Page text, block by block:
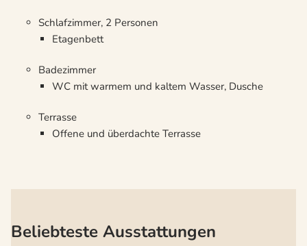
Schlafzimmer, 2 Personen
Etagenbett
Badezimmer
WC mit warmem und kaltem Wasser, Dusche
Terrasse
Offene und überdachte Terrasse
Beliebteste Ausstattungen